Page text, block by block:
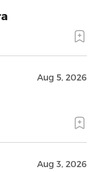
Aug 5, 2026
Aug 3, 2026